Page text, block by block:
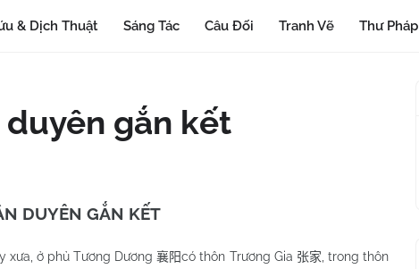
& Dịch Thuật Sáng Tác Câu Đối Tranh Vẽ Thư Pháp
gắn kết
DUYÊN GẮN KẾT
xưa, ở phủ Tương Dương襄阳có thôn Trương Gia 张家 , trong thôn